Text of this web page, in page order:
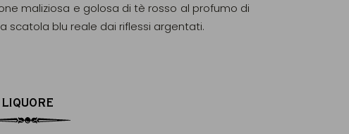
maliziosa e golosa di tè rosso al profumo di
scatola blu reale dai riflessi argentati.
LIQUORE